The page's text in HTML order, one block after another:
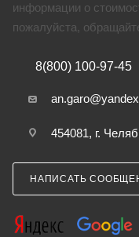
информации о
пожалуйста,
8(800) 100-97-45
454081, г.
НАПИСАТЬ